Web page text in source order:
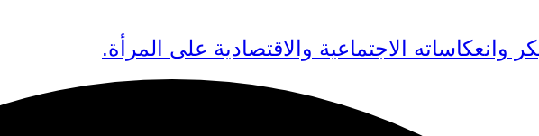
وانعكاساته الاجتماعية والاقتصادية على المرأة.